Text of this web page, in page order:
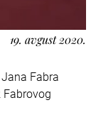
19. avgust 2020.
Fabra
Fabrovog